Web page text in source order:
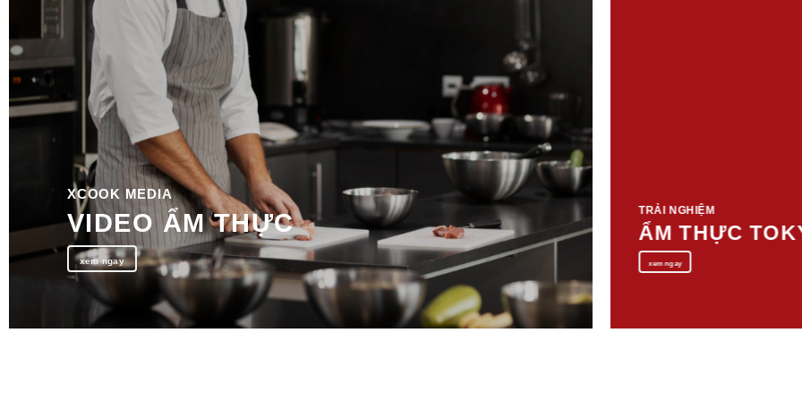
XCOOK MEDIA
VIDEO ẨM THỰC
xem ngay
TRẢI NGHIỆM
ẨM THỰC
xem ngay